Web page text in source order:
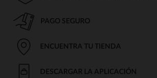
PAGO SEGURO
ENCUENTRA TU TIENDA
DESCARGAR LA APLICACIÓN